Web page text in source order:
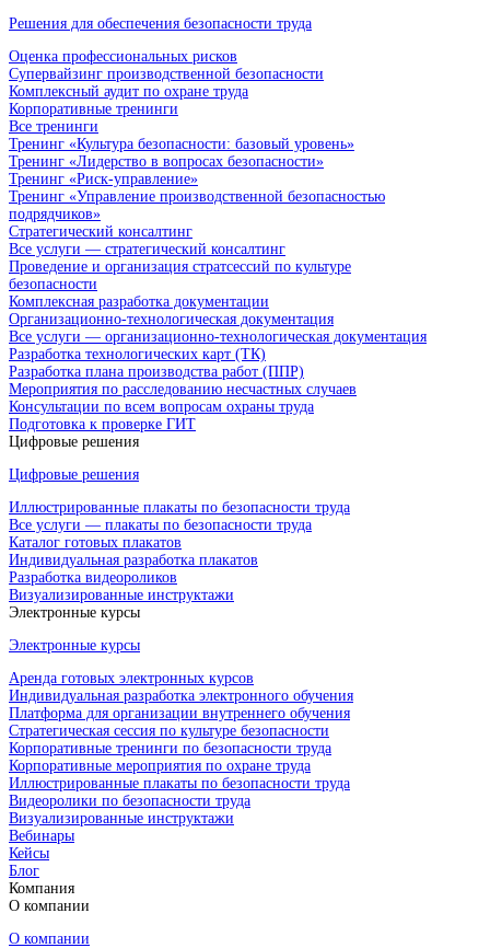
Решения для обеспечения безопасности труда
Оценка профессиональных рисков
Супервайзинг производственной безопасности
Комплексный аудит по охране труда
Корпоративные тренинги
Все тренинги
Тренинг «Культура безопасности: базовый уровень»
Тренинг «Лидерство в вопросах безопасности»
Тренинг «Риск-управление»
Тренинг «Управление производственной безопасностью
подрядчиков»
Стратегический консалтинг
Все услуги — стратегический консалтинг
Проведение и организация стратсессий по культуре
безопасности
Комплексная разработка документации
Организационно-технологическая документация
Все услуги — организационно-технологическая документация
Разработка технологических карт (ТК)
Разработка плана производства работ (ППР)
Мероприятия по расследованию несчастных случаев
Консультации по всем вопросам охраны труда
Подготовка к проверке ГИТ
Цифровые решения
Цифровые решения
Иллюстрированные плакаты по безопасности труда
Все услуги — плакаты по безопасности труда
Каталог готовых плакатов
Индивидуальная разработка плакатов
Разработка видеороликов
Визуализированные инструктажи
Электронные курсы
Электронные курсы
Аренда готовых электронных курсов
Индивидуальная разработка электронного обучения
Платформа для организации внутреннего обучения
Стратегическая сессия по культуре безопасности
Корпоративные тренинги по безопасности труда
Корпоративные мероприятия по охране труда
Иллюстрированные плакаты по безопасности труда
Видеоролики по безопасности труда
Визуализированные инструктажи
Вебинары
Кейсы
Блог
Компания
О компании
О компании